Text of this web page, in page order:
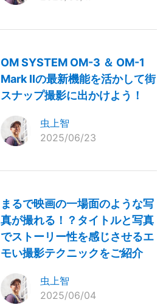
OM SYSTEM OM-3 ＆ OM-1
Mark IIの最新機能を活かして街
スナップ撮影に出かけよう！
虫上智
2025/06/23
まるで映画の一場面のような写
真が撮れる！？タイトルと写真
でストーリー性を感じさせるエ
モい撮影テクニックをご紹介
虫上智
2025/06/04